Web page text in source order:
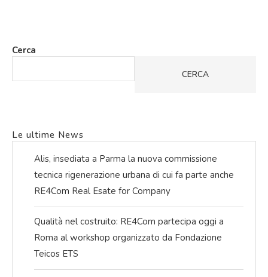
Cerca
CERCA
Le ultime News
Alis, insediata a Parma la nuova commissione
tecnica rigenerazione urbana di cui fa parte anche
RE4Com Real Esate for Company
Qualità nel costruito: RE4Com partecipa oggi a
Roma al workshop organizzato da Fondazione
Teicos ETS